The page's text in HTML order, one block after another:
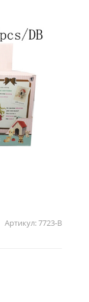
Артикул:7723-B